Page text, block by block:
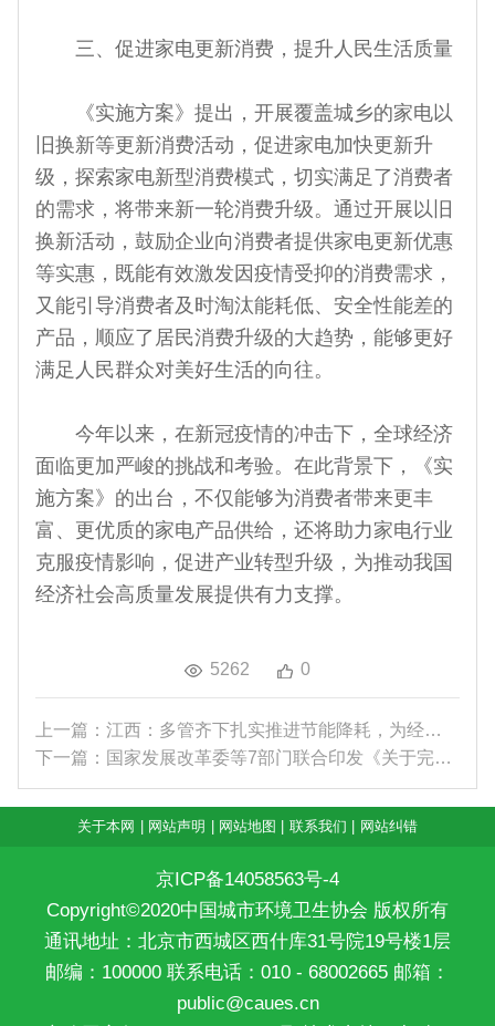
三、促进家电更新消费，提升人民生活质量
《实施方案》提出，开展覆盖城乡的家电以
旧换新等更新消费活动，促进家电加快更新升
级，探索家电新型消费模式，切实满足了消费者
的需求，将带来新一轮消费升级。通过开展以旧
换新活动，鼓励企业向消费者提供家电更新优惠
等实惠，既能有效激发因疫情受抑的消费需求，
又能引导消费者及时淘汰能耗低、安全性能差的
产品，顺应了居民消费升级的大趋势，能够更好
满足人民群众对美好生活的向往。
今年以来，在新冠疫情的冲击下，全球经济
面临更加严峻的挑战和考验。在此背景下，《实
施方案》的出台，不仅能够为消费者带来更丰
富、更优质的家电产品供给，还将助力家电行业
克服疫情影响，促进产业转型升级，为推动我国
经济社会高质量发展提供有力支撑。
5262 0
上一篇：江西：多管齐下扎实推进节能降耗，为经济社...
下一篇：国家发展改革委等7部门联合印发《关于完善...
关于本网 网站声明 网站地图 联系我们 网站纠错
京ICP备14058563号-4
Copyright©2020中国城市环境卫生协会 版权所有
通讯地址：北京市西城区西什库31号院19号楼1层
邮编：100000 联系电话：010 - 68002665 邮箱：
public@caues.cn